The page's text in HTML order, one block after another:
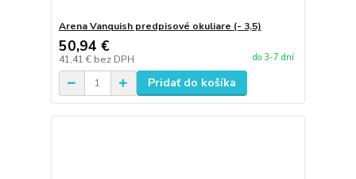
Arena Vanquish predpisové okuliare (- 3,5)
50,94 €
41,41 € bez DPH do 3-7 dní
Pridať do košíka